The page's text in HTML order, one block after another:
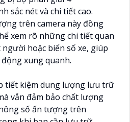
sắc nét và chi tiết cao.
trên camera này đồng
xem rõ những chi tiết quan
hoặc biển số xe, giúp
xung quanh.
tiết kiệm dung lượng lưu trữ
vẫn đảm bảo chất lượng
số ấn tượng trên